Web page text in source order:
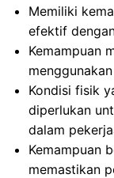
Memiliki
efektif
Kemampuan
Kondisi fisik
diperlukan
dalam
Kemampuan
memastikan